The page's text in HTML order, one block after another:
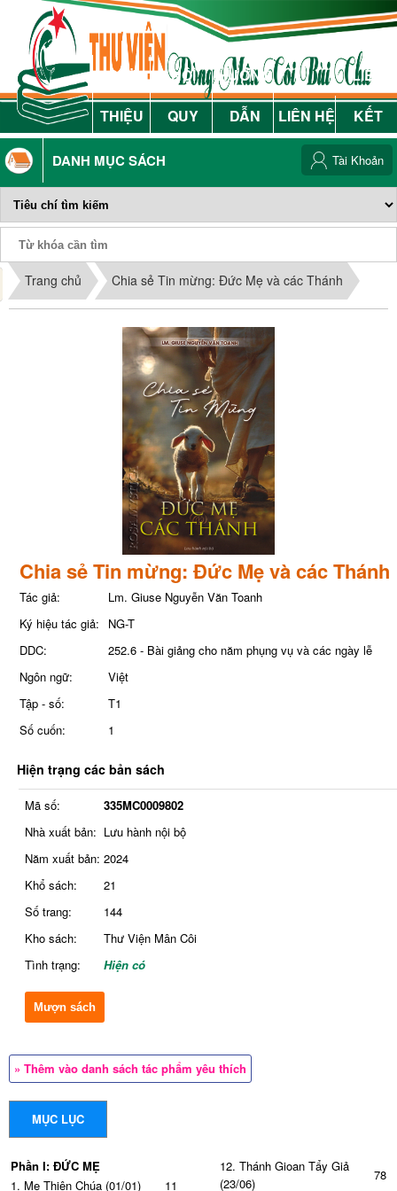
GIỚI
THIỆU
NỘI
QUY
HƯỚNG
DẪN
LIÊN HỆ
LIÊN
KẾT
DANH MỤC SÁCH
Phiếu Sách
Tài Khoản
Trang chủ Chia sẻ Tin mừng: Đức Mẹ và các Thánh
Chia sẻ Tin mừng: Đức Mẹ và các Thánh
Tác giả:
Lm. Giuse Nguyễn Văn Toanh
Ký hiệu tác giả:
NG-T
DDC:
252.6 - Bài giảng cho năm phụng vụ và các ngày lễ
Ngôn ngữ:
Việt
Tập - số:
T1
Số cuốn:
1
Hiện trạng các bản sách
Mã số:
335MC0009802
Nhà xuất bản: Lưu hành nội bộ
Năm xuất bản: 2024
Khổ sách:
21
Số trang:
144
Kho sách:
Thư Viện Mân Côi
Tình trạng:
Hiện có
Mượn sách
» Thêm vào danh sách tác phẩm yêu thích
MỤC LỤC
Phần I: ĐỨC MẸ
1. Mẹ Thiên Chúa (01/01)
11
12. Thánh Gioan Tẩy Giả
(23/06)
78